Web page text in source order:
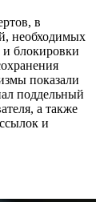
в
необходимых
и блокировки
показали
поддельный
а также
и